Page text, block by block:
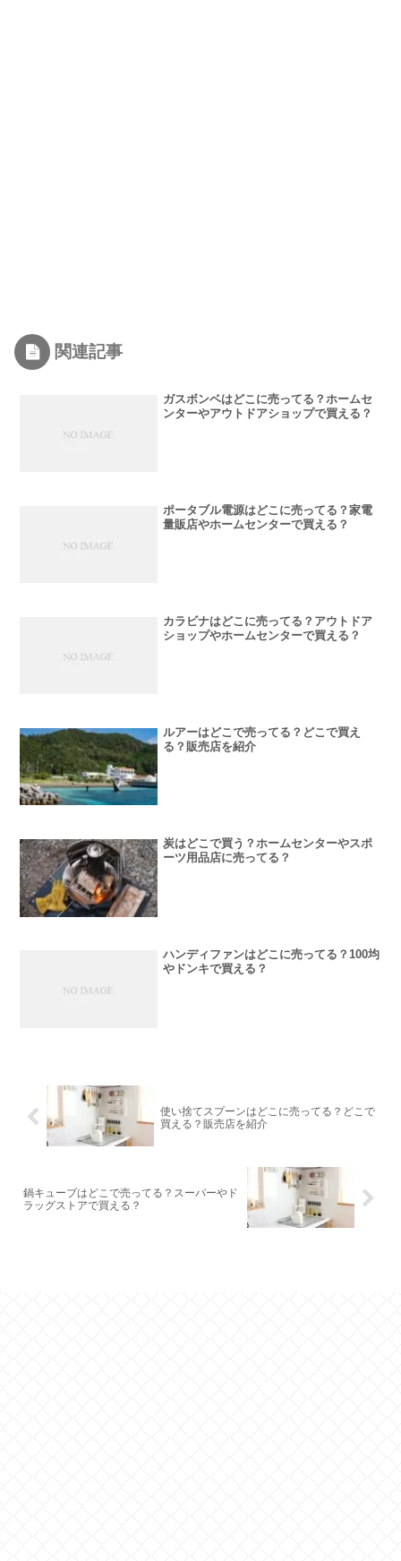
関連記事
ガスボンベはどこに売ってる？ホームセ
ンターやアウトドアショップで買える？
ポータブル電源はどこに売ってる？家電
量販店やホームセンターで買える？
カラビナはどこに売ってる？アウトドア
ショップやホームセンターで買える？
ルアーはどこで売ってる？どこで買え
る？販売店を紹介
炭はどこで買う？ホームセンターやスポ
ーツ用品店に売ってる？
ハンディファンはどこに売ってる？100均
やドンキで買える？
使い捨てスプーンはどこに売ってる？どこで
買える？販売店を紹介
鍋キューブはどこで売ってる？スーパーやド
ラッグストアで買える？